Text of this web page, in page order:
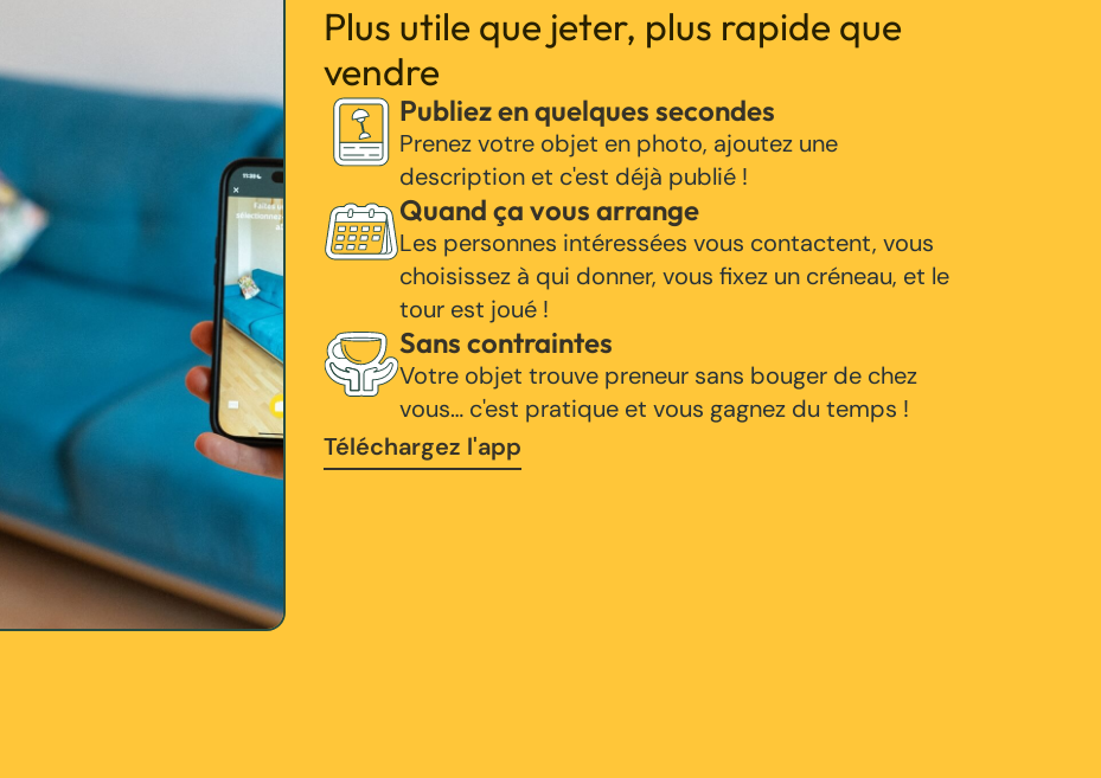
Plus utile que jeter, plus rapide que
vendre
Publiez en quelques secondes
Prenez votre objet en photo, ajoutez une
description et c'est déjà publié !
Quand ça vous arrange
Les personnes intéressées vous contactent, vous
choisissez à qui donner, vous fixez un créneau, et le
tour est joué !
Sans contraintes
Votre objet trouve preneur sans bouger de chez
vous… c'est pratique et vous gagnez du temps !
Téléchargez l'app